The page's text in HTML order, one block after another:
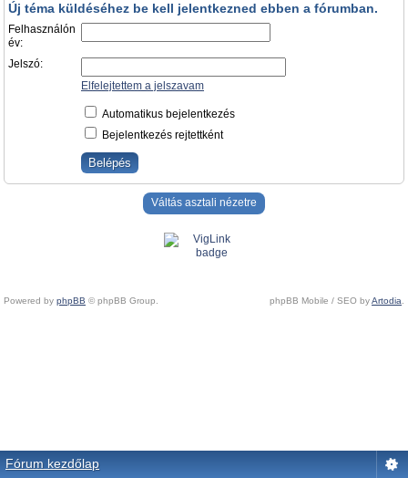
Új téma küldéséhez be kell jelentkezned ebben a fórumban.
Felhasználón
év:
Jelszó:
Elfelejtettem a jelszavam
Automatikus bejelentkezés
Bejelentkezés rejtettként
Váltás asztali nézetre
Powered by phpBB © phpBB Group. phpBB Mobile / SEO byArtodia.
Fórum kezdőlap